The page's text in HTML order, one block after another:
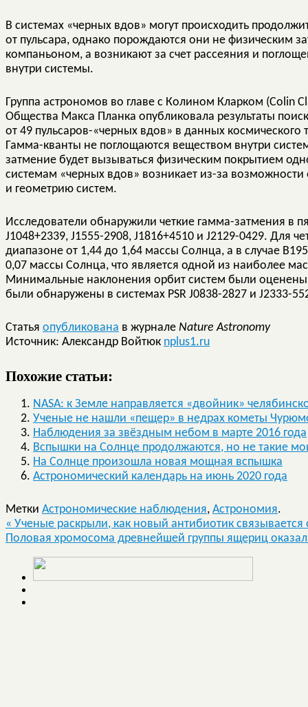
В системах «черных вдов» могут происходить
от пульсара, однако порождаются они не физическим
компаньоном, а возникают за счет рассеяния и
внутри системы.
Группа астрономов во главе с Колином Кларком (Colin
Общества Макса Планка опубликовала результаты
от 49 пульсаров-«черных вдов» в данных
Гамма-кванты не поглощаются веществом внутри
затмение будет вызываться физическим покрытием
системам «черных вдов» возникает из-за
и геометрию систем.
Исследователи обнаружили четкие гамма-затмения в
J1048+2339, J1555-2908, J1816+4510 и J2129-0429. Для
диапазоне от 1,44 до 1,64 массы Солнца, а в случае
0,07 массы Солнца, что является одной из наиболее
Минимальные наклонения орбит систем были оценены
были обнаружены в системах PSR J0838-2827 и J2333-
Статья опубликована в журнале Nature Astronomy
Источник: Александр Войтюк nplus1.ru
Похожие статьи:
NASA: к Земле направляется «двойник»
Ученые не нашли «пещер» в недрах кометы
Наблюдения за звёздным небом в марте 2016 года
Вспышки на Солнце продолжаются, но не такие
На Солнце произошла новая мощная вспышка
Астрономический календарь на июнь 2020 года
Метки Астрономические наблюдения, Астрономия.
« Ученые раскрыли, как новый антибиотик
Половая хромосома древнейшей группы ящериц